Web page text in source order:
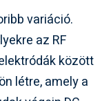
variáció.
az RF
között
létre, amely a